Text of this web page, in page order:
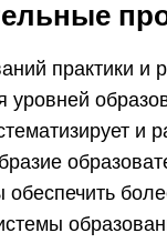
практики и
уровней
и